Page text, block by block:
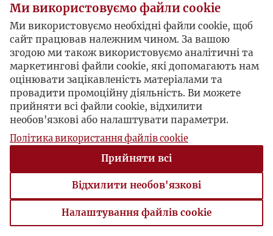
Ми використовуємо файли cookie
Ми використовуємо необхідні файли cookie, щоб
сайт працював належним чином. За вашою
згодою ми також використовуємо аналітичні та
маркетингові файли cookie, які допомагають нам
оцінювати зацікавленість матеріалами та
провадити промоційну діяльність. Ви можете
прийняти всі файли cookie, відхилити
необов'язкові або налаштувати параметри.
Політика використання файлів cookie
Прийняти всі
Відхилити необов'язкові
Налаштування файлів cookie
Налаштування файлів cookie